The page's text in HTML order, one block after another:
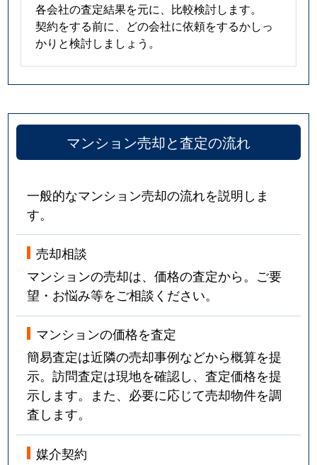
各会社の査定結果を元に、比較検討します。
契約をする前に、どの会社に依頼をするかしっ
かりと検討しましょう。
マンション売却と査定の流れ
一般的なマンション売却の流れを説明しま
す。
売却相談
マンションの売却は、価格の査定から。ご要
望・お悩み等をご相談ください。
マンションの価格を査定
簡易査定は近隣の売却事例などから概算を提
示。訪問査定は現地を確認し、査定価格を提
示します。また、必要に応じて売却物件を調
査します。
媒介契約